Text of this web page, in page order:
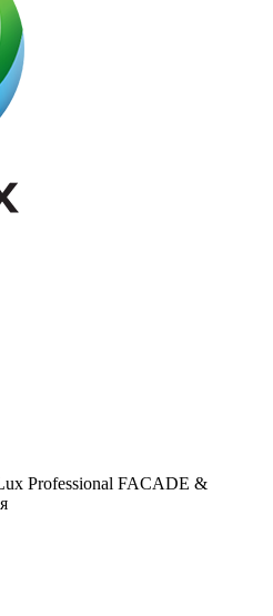
Professional FACADE &